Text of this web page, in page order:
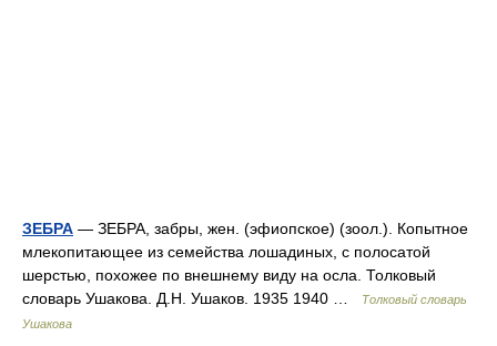
ЗЕБРА — ЗЕБРА, забры, жен. (эфиопское) (зоол.). Копытное
млекопитающее из семейства лошадиных, с полосатой
шерстью, похожее по внешнему виду на осла. Толковый
словарь Ушакова. Д.Н. Ушаков. 1935 1940 …
Толковый словарь
Ушакова